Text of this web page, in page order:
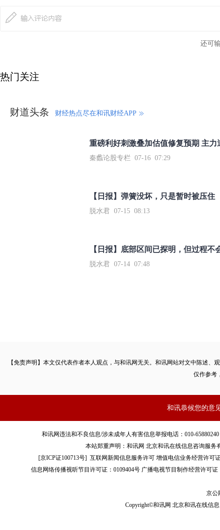
还可
热门关注
财道头条 财经热点尽在和讯财经APP
秦蠡论股专栏 07-16 07:29
【日报】弹簧没坏，只是暂时被压住
脱水君 07-15 08:13
【日报】底部区间已探明，但过程不
脱水君 07-14 07:48
【免责声明】本文仅代表作者本人观点，与和讯网无关。和讯网站对文中陈述
仅作参考
和讯恭候您的意
和讯网违法和不良信息/涉未成年人有害信息举报电话：010-
本站郑重声明：和讯网 北京和讯在线信息咨询服
[京ICP证100713号]互联网新闻信息服务许可 增值电信业务经营许可
信息网络传播视听节目许可证：0109404号 广播电视节目制作经营许可证
京公
Copyright©和讯网 北京和讯在线信